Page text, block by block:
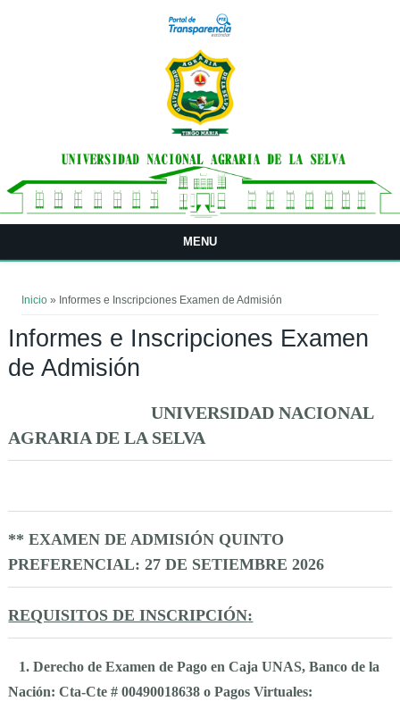
MENU
Inicio » Informes e Inscripciones Examen de Admisión
Informes e Inscripciones Examen
de Admisión
UNIVERSIDAD NACIONAL
AGRARIA DE LA SELVA
** EXAMEN DE ADMISIÓN QUINTO
PREFERENCIAL: 27 DE SETIEMBRE 2026
REQUISITOS DE INSCRIPCIÓN:
1. Derecho de Examen de Pago en Caja UNAS, Banco de la
Nación: Cta-Cte # 00490018638 o Pagos Virtuales: